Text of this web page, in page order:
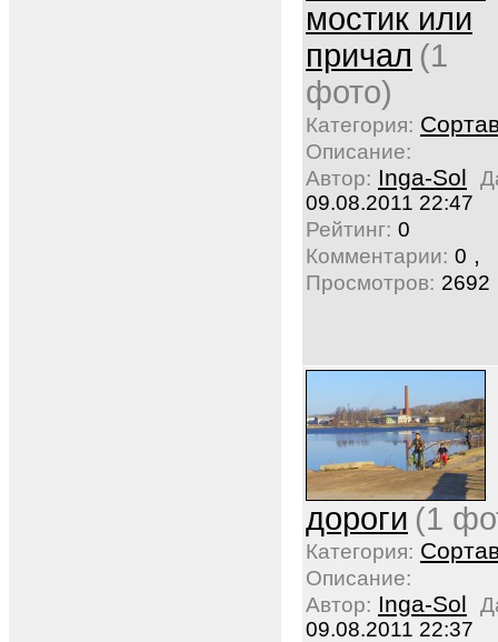
мостик или
причал (1
фото)
Категория:
Описание:
Автор: Inga-Sol
09.08.2011 22:47
Рейтинг: 0
Комментарии: 0 ,
Просмотров: 2692
дороги (1
Категория:
Описание:
Автор: Inga-Sol
09.08.2011 22:37